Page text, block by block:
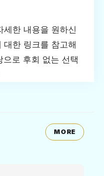
세한 내용을 원하신
대한 링크를 참고해
로 후회 없는 선택
MORE